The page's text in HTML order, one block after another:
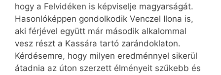
hogy a Felvidéken is képviselje magyarságát.
Hasonlóképpen gondolkodik Venczel Ilona is,
aki férjével együtt már második alkalommal
vesz részt a Kassára tartó zarándoklaton.
Kérdésemre, hogy milyen eredménnyel sikerül
átadnia az úton szerzett élményeit szűkebb és